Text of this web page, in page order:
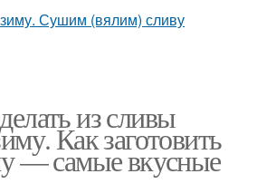
из сливы
Как заготовить
— самые вкусные